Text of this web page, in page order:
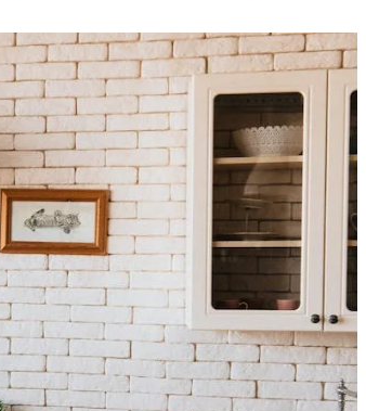
22 października 2024
Jak dobrać właściwe tkaniny i
materiały w ramach aranżacji stołów
restauracyjnych?
Dowiedz się, jak dobierać tkaniny
tak, aby tworzyły wyjątkowe
aranżacje stołów w restauracjach.
Poznaj kluczowe aspekty wyboru
materiałów i zainspiruj się
profesjonalnymi poradami.